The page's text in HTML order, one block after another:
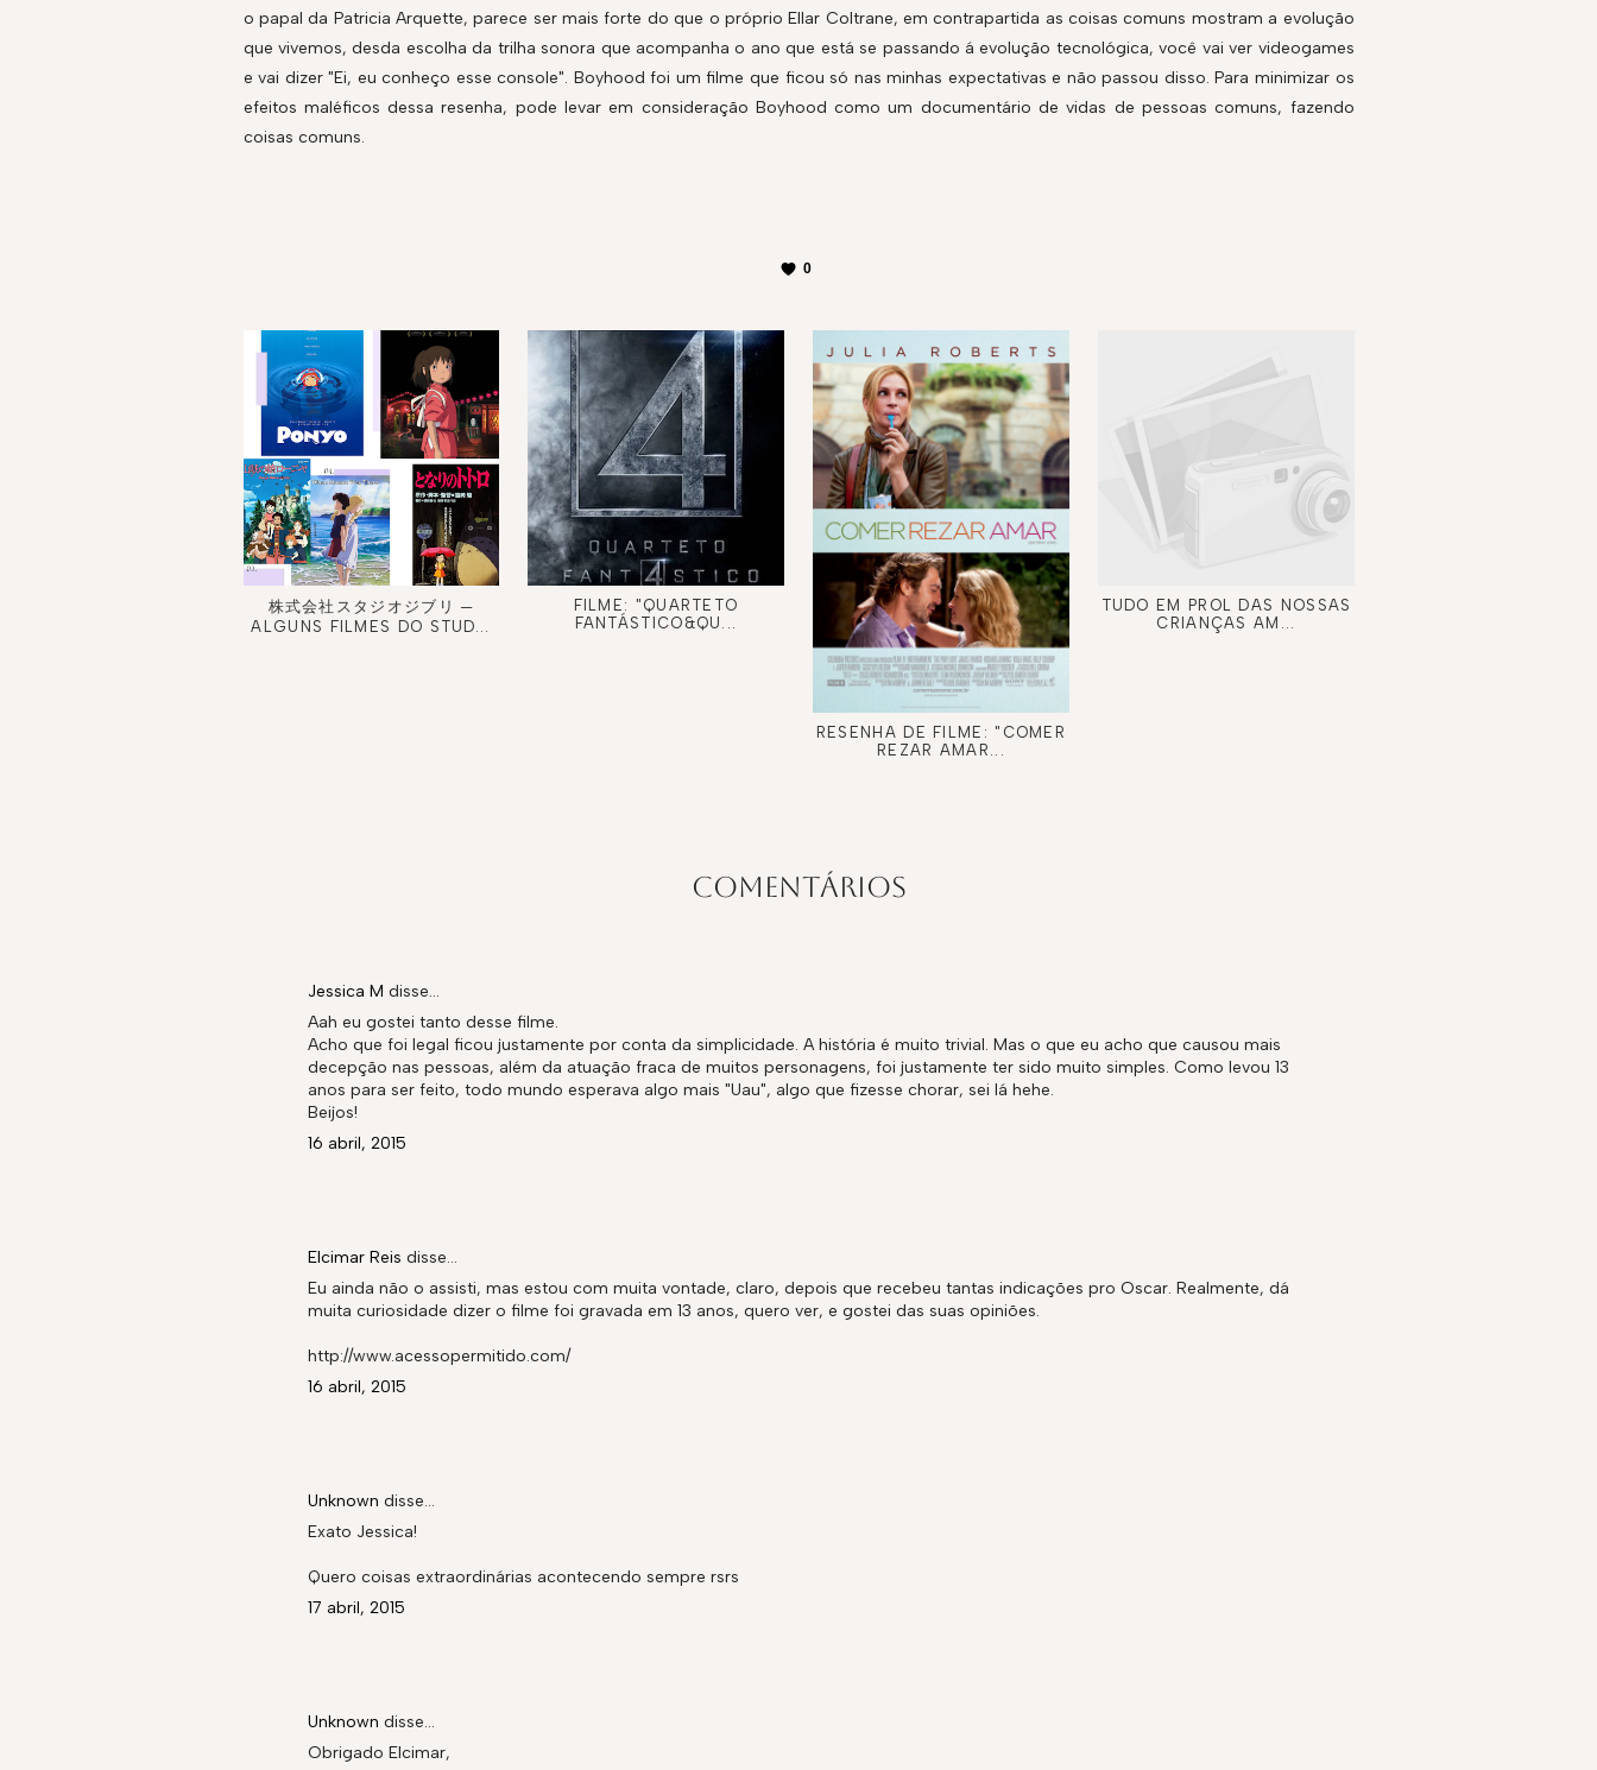
o papal da Patricia Arquette, parece ser mais forte do que o próprio Ellar Coltrane, em contrapartida as coisas comuns mostram a evolução
que vivemos, desda escolha da trilha sonora que acompanha o ano que está se passando á evolução tecnológica, você vai ver videogames
e vai dizer "Ei, eu conheço esse console". Boyhood foi um filme que ficou só nas minhas expectativas e não passou disso. Para minimizar os
efeitos maléficos dessa resenha, pode levar em consideração Boyhood como um documentário de vidas de pessoas comuns, fazendo
coisas comuns.
0
株式会社スタジオジブリ ─
ALGUNS FILMES DO STUD...
FILME: "QUARTETO
FANTÁSTICO&QU...
RESENHA DE FILME: "COMER
REZAR AMAR...
TUDO EM PROL DAS NOSSAS
CRIANÇAS AM...
COMENTÁRIOS
Jessica M disse…
Aah eu gostei tanto desse filme.
Acho que foi legal ficou justamente por conta da simplicidade. A história é muito trivial. Mas o que eu acho que causou mais
decepção nas pessoas, além da atuação fraca de muitos personagens, foi justamente ter sido muito simples. Como levou 13
anos para ser feito, todo mundo esperava algo mais "Uau", algo que fizesse chorar, sei lá hehe.
Beijos!
16 abril, 2015
Elcimar Reis disse…
Eu ainda não o assisti, mas estou com muita vontade, claro, depois que recebeu tantas indicações pro Oscar. Realmente, dá
muita curiosidade dizer o filme foi gravada em 13 anos, quero ver, e gostei das suas opiniões.
http://www.acessopermitido.com/
16 abril, 2015
Unknown disse…
Exato Jessica!
Quero coisas extraordinárias acontecendo sempre rsrs
17 abril, 2015
Unknown disse…
Obrigado Elcimar,